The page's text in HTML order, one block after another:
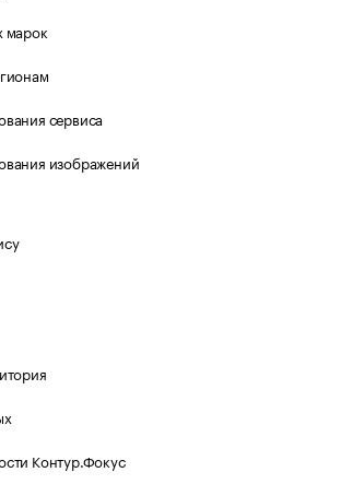
марок
сервиса
изображений
Контур.Фокус